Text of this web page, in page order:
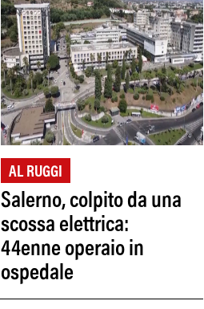
AL RUGGI
Salerno, colpito da una
scossa elettrica:
44enne operaio in
ospedale